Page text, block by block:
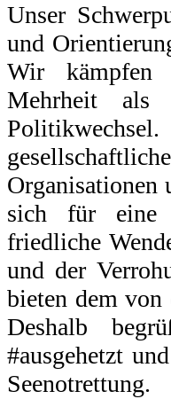
Unser
und
Wir kämpfen
Mehrheit als
Organisationen
sich für eine
friedliche
und der
bieten dem von
Deshalb
#ausgehetzt
Seenotrettung.